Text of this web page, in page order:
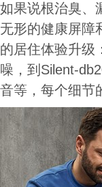
如果说根治臭、
无形的健康屏障
的居住体验升级
噪，到Silent-
音等，每个细节